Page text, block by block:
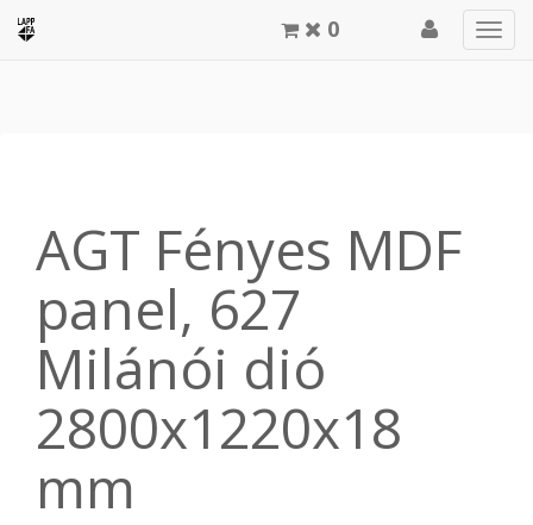
0
AGT Fényes MDF
panel, 627
Milánói dió
2800x1220x18
mm